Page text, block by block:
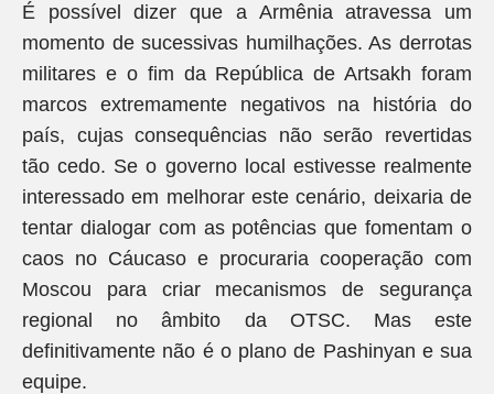
É possível dizer que a Armênia atravessa um
momento de sucessivas humilhações. As derrotas
militares e o fim da República de Artsakh foram
marcos extremamente negativos na história do
país, cujas consequências não serão revertidas
tão cedo. Se o governo local estivesse realmente
interessado em melhorar este cenário, deixaria de
tentar dialogar com as potências que fomentam o
caos no Cáucaso e procuraria cooperação com
Moscou para criar mecanismos de segurança
regional no âmbito da OTSC. Mas este
definitivamente não é o plano de Pashinyan e sua
equipe.